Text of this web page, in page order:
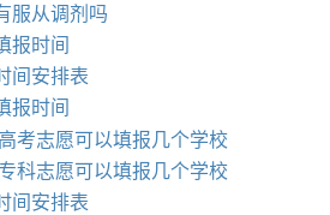
服从调剂吗
报时间
间安排表
报时间
考志愿可以填报几个学校
科志愿可以填报几个学校
间安排表